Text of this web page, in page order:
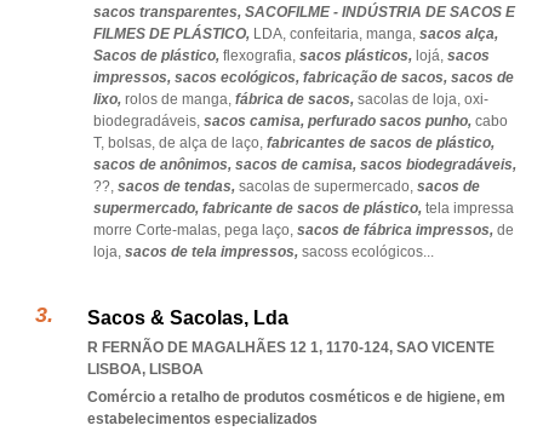
sacos transparentes, SACOFILME - INDÚSTRIA DE SACOS E
FILMES DE PLÁSTICO, LDA, confeitaria, manga, sacos alça,
Sacos de plástico, flexografia, sacos plásticos, lojá, sacos
impressos, sacos ecológicos, fabricação de sacos, sacos de
lixo, rolos de manga, fábrica de sacos, sacolas de loja, oxi-
biodegradáveis, sacos camisa, perfurado sacos punho, cabo
T, bolsas, de alça de laço, fabricantes de sacos de plástico,
sacos de anônimos, sacos de camisa, sacos biodegradáveis,
??, sacos de tendas, sacolas de supermercado, sacos de
supermercado, fabricante de sacos de plástico, tela impressa
morre Corte-malas, pega laço, sacos de fábrica impressos, de
loja, sacos de tela impressos, sacoss ecológicos...
Sacos & Sacolas, Lda
R FERNÃO DE MAGALHÃES 12 1, 1170-124, SAO VICENTE
LISBOA, LISBOA
Comércio a retalho de produtos cosméticos e de higiene, em
estabelecimentos especializados